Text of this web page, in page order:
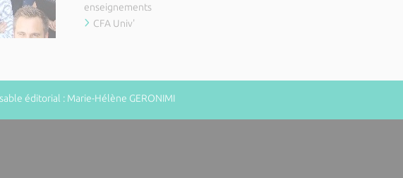
enseignements
CFA Univ'
éditorial : Marie-Hélène GERONIMI